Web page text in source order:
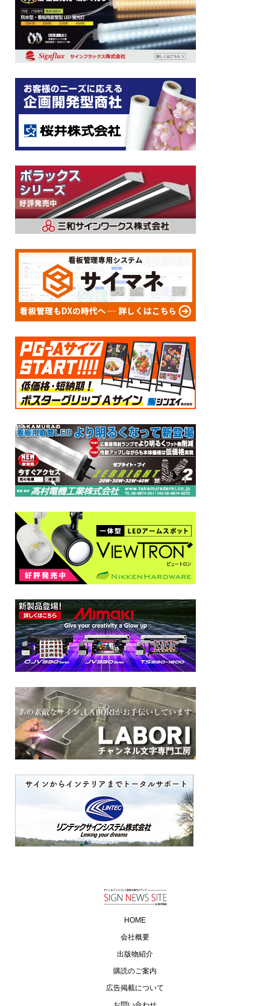
HOME
会社概要
出版物紹介
購読のご案内
広告掲載について